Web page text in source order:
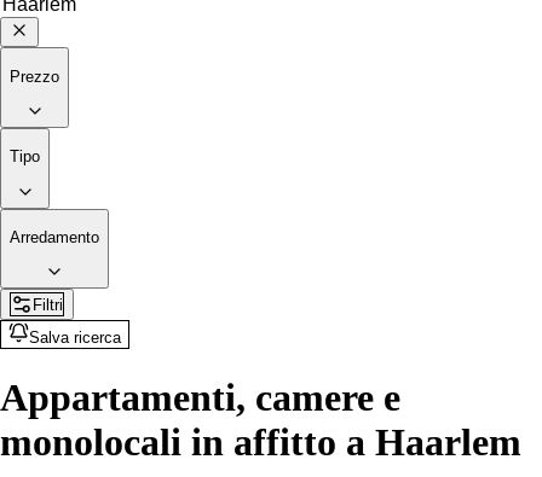
Prezzo
Tipo
Arredamento
Filtri
Salva ricerca
Appartamenti, camere e
monolocali in affitto a Haarlem